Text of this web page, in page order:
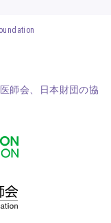
師会 日本財団の協